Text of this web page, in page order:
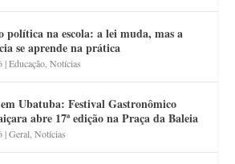
política na escola: a lei muda, mas a
se aprende na prática
|Educação ,Notícias
Ubatuba: Festival Gastronômico
abre 17ª edição na Praça da Baleia
|Geral ,Notícias